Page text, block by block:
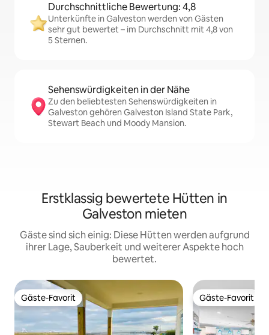
Durchschnittliche Bewertung: 4,8
Unterkünfte in Galveston werden von Gästen
sehr gut bewertet – im Durchschnitt mit 4,8 von
5 Sternen.
Sehenswürdigkeiten in der Nähe
Zu den beliebtesten Sehenswürdigkeiten in
Galveston gehören Galveston Island State Park,
Stewart Beach und Moody Mansion.
Erstklassig bewertete Hütten in
Galveston mieten
Gäste sind sich einig: Diese Hütten werden aufgrund
ihrer Lage, Sauberkeit und weiterer Aspekte hoch
bewertet.
Gäste-Favorit
Gäste-Favorit Gäste-Favorit
Gäste-Favorit